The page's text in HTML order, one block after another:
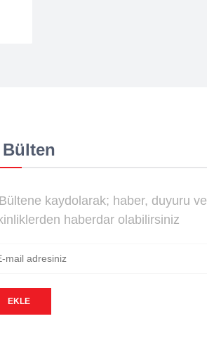
Bülten
kaydolarak; haber, duyuru ve
haberdar olabilirsiniz
EKLE